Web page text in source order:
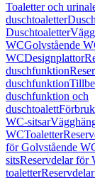
Toaletter och
duschtoaletter
Duschtoaletter
WCGolvstående
WCDesignplattor
duschfunktion
duschfunktion
duschfunktion och
duschtoalett
WC-sitsar
WCToaletter
för Golvstående
sitsReservdelar för
toaletter